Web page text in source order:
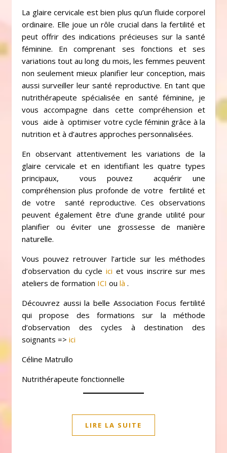
La glaire cervicale est bien plus qu’un fluide corporel
ordinaire. Elle joue un rôle crucial dans la fertilité et
peut offrir des indications précieuses sur la santé
féminine. En comprenant ses fonctions et ses
variations tout au long du mois, les femmes peuvent
non seulement mieux planifier leur conception, mais
aussi surveiller leur santé reproductive. En tant que
nutrithérapeute spécialisée en santé féminine, je
vous accompagne dans cette compréhension et
vous aide à optimiser votre cycle féminin grâce à la
nutrition et à d’autres approches personnalisées.
En observant attentivement les variations de la
glaire cervicale et en identifiant les quatre types
principaux, vous pouvez acquérir une
compréhension plus profonde de votre fertilité et
de votre santé reproductive. Ces observations
peuvent également être d’une grande utilité pour
planifier ou éviter une grossesse de manière
naturelle.
Vous pouvez retrouver l’article sur les méthodes
d’observation du cycle ici et vous inscrire sur mes
ateliers de formation ICI ou là .
Découvrez aussi la belle Association Focus fertilité
qui propose des formations sur la méthode
d’observation des cycles à destination des
soignants => ici
Céline Matrullo
Nutrithérapeute fonctionnelle
LIRE LA SUITE